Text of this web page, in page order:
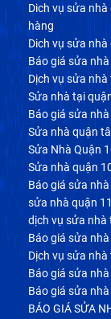
Dich vụ sửa
hàng
Dich vụ sửa
Báo giá sửa
Dịch vụ sửa
Sửa nhà tại
Báo giá sửa
Sửa nhà quận
Sửa Nhà Quận
Sửa nhà quận
Báo giá sửa nhà
sửa nhà quận
dịch vụ sửa nhà
Báo giá sửa
Dịch vụ sửa
Báo giá sửa
Báo giá sửa
BÁO GIÁ SỬA